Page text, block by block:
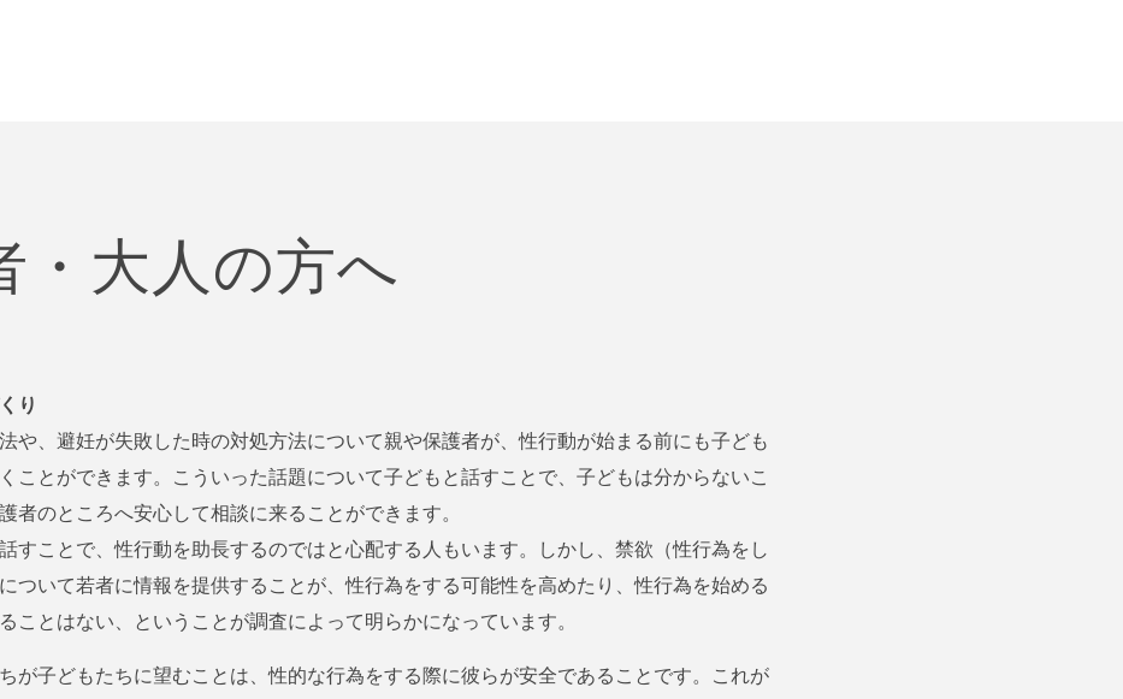
・大人の方へ
り
や、避妊が失敗した時の対処方法について親や保護者が、性行動が始まる前にも子ども
ことができます。こういった話題について子どもと話すことで、子どもは分からないこ
者のところへ安心して相談に来ることができます。
すことで、性行動を助長するのではと心配する人もいます。しかし、禁欲（性行為をし
ついて若者に情報を提供することが、性行為をする可能性を高めたり、性行為を始める
ことはない、ということが調査によって明らかになっています。
が子どもたちに望むことは、性的な行為をする際に彼らが安全であることです。これが